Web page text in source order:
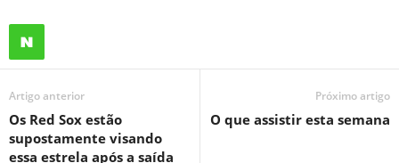
Artigo anterior
Os Red Sox estão
supostamente visando
essa estrela após a saída
Próximo artigo
O que assistir esta semana